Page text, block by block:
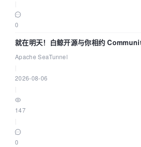
0
就在明天！白鲸开源与你相约
Asia 2026 主题演讲！
Apache SeaTunnel
2026-08-06
147
0